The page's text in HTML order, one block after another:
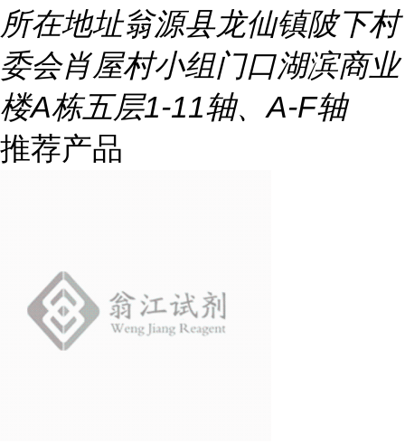
所在地址翁源县龙仙镇陂下村
委会肖屋村小组门口湖滨商业
楼A栋五层1-11轴、A-F轴
推荐产品